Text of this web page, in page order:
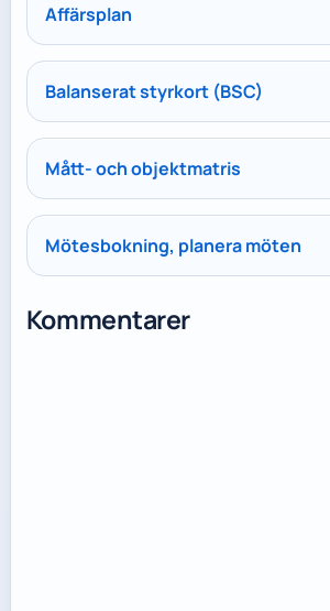
Affärsplan
Balanserat styrkort (BSC)
Mått- och objektmatris
Mötesbokning, planera möten
Kommentarer